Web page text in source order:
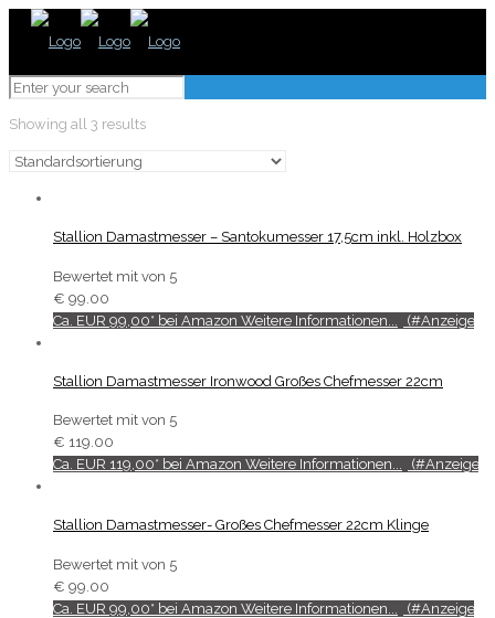
Showing all 3 results
Stallion Damastmesser – Santokumesser 17,5cm inkl. Holzbox
Bewertet mit von 5
€ 99.00
Ca. EUR 99,00* bei Amazon Weitere Informationen...
Stallion Damastmesser Ironwood Großes Chefmesser 22cm
Bewertet mit von 5
€ 119.00
Ca. EUR 119,00* bei Amazon Weitere Informationen...
Stallion Damastmesser- Großes Chefmesser 22cm Klinge
Bewertet mit von 5
€ 99.00
Ca. EUR 99,00* bei Amazon Weitere Informationen...